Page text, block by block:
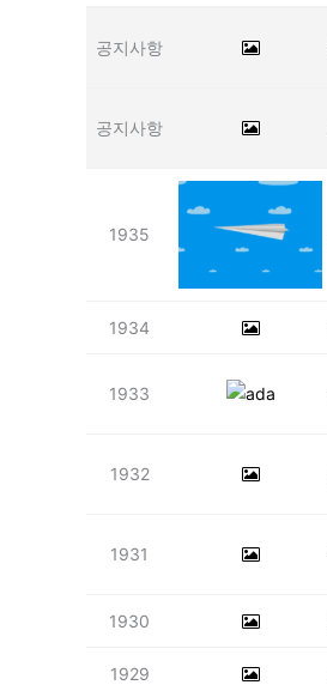
공지사항
공지사항
1935
1934
1933
1932
1931
1930
1929